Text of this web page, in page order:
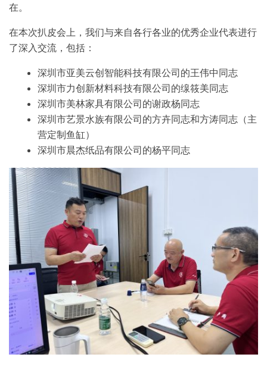
在。
在本次扒皮会上，我们与来自各行各业的优秀企业代表进行
了深入交流，包括：
深圳市亚美云创智能科技有限公司的王伟中同志
深圳市力创新材料科技有限公司的缐筱美同志
深圳市美林家具有限公司的谢政杨同志
深圳市艺景水族有限公司的方卉同志和方涛同志（主
营定制鱼缸）
深圳市晨杰纸品有限公司的杨平同志